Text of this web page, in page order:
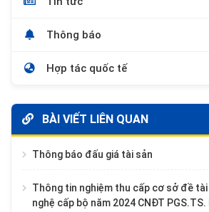
Thông báo
Hợp tác quốc tế
BÀI VIẾT LIÊN QUAN
Thông báo đấu giá tài sản
Thông tin nghiệm thu cấp cơ sở đề
nghệ cấp bộ năm 2024 CNĐT